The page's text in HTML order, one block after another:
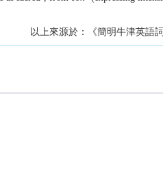
以上來源於：《簡明牛津英語詞